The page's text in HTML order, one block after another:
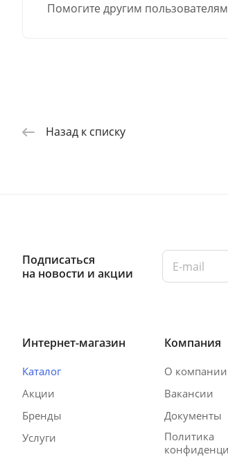
Помогите другим
Назад к списку
Подписаться
на новости и акции
Интернет-магазин
Каталог
Акции
Бренды
Услуги
Компания
О компании
Вакансии
Документы
Политика